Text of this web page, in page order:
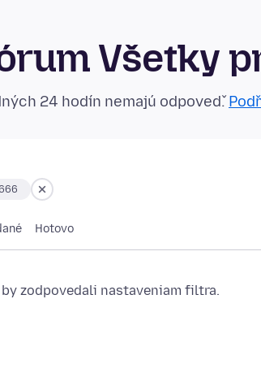
Všetky
24 hodín nemajú odpoveď.
Hotovo
zodpovedali nastaveniam filtra.